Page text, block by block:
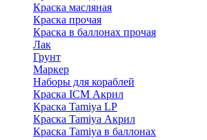
Краска масляная
Краска прочая
Краска в баллонах прочая
Лак
Грунт
Маркер
Наборы для кораблей
Краска ICM Акрил
Краска Tamiya LP
Краска Tamiya Акрил
Краска Tamiya в баллонах